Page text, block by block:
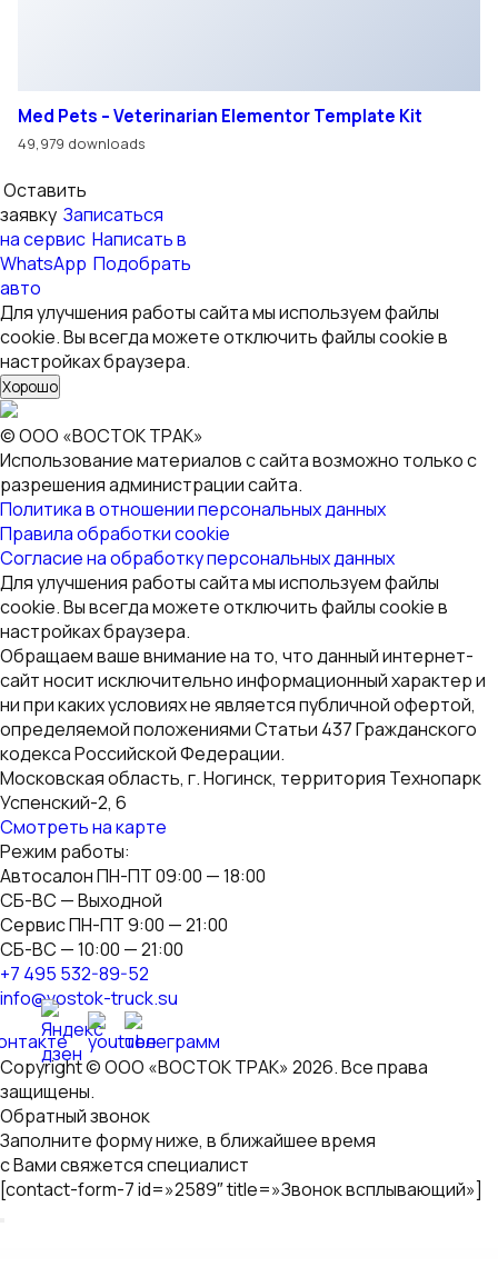
cookie. Вы всегда можете отключить файлы cookie в
настройках браузера.
Обращаем ваше внимание на то, что данный интернет-
сайт носит исключительно информационный характер и
ни при каких условиях не является публичной офертой,
определяемой положениями Статьи 437 Гражданского
кодекса Российской Федерации.
Московская область, г. Ногинск, территория Технопарк
Успенский-2, 6
Смотреть на карте
Режим работы:
Автосалон ПН-ПТ 09:00 — 18:00
СБ-ВС — Выходной
Сервис ПН-ПТ 9:00 — 21:00
СБ-ВС — 10:00 — 21:00
+7 495 532-89-52
info@vostok-truck.su
Copyright © ООО «ВОСТОК ТРАК» 2026. Все права
защищены.
Обратный звонок
Заполните форму ниже, в ближайшее время
с Вами свяжется специалист
[contact-form-7 id=»2589″ title=»Звонок всплывающий»]
Запись на сервис
Оставьте свой телефон, и мы свяжемся с Вами через
несколько минут
Ваше имя
Нажимая на кнопку "Отправить", вы
обработку персональных данных
Иванов
Михаил
Технический директор
«Восток Трак»
Заявка на консультацию
Оставьте свой телефон, и мы свяжемся с Вами через
несколько минут